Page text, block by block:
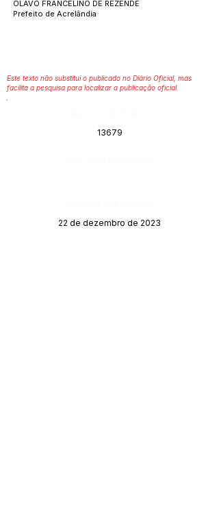
OLAVO FRANCELINO DE REZENDE
Prefeito de Acrelândia
Este texto não substitui o publicado no Diário Oficial, mas
facilita a pesquisa para localizar a publicação oficial.
13679
22 de dezembro de 2023